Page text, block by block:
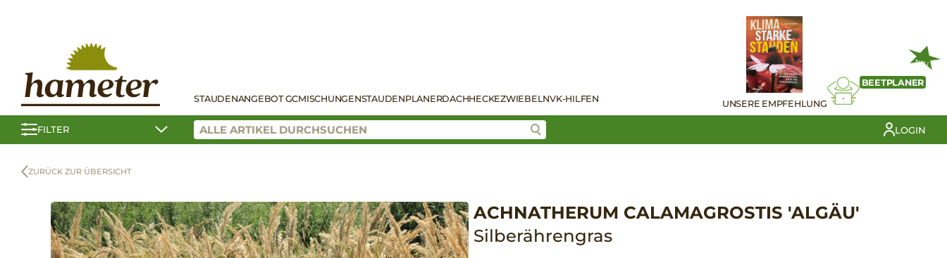
STAUDENANGEBOT GCMISCHUNGENSTAUDENPLANERDACHHECKEZWIEBELNVK-HILFEN UNSERE EMPFEHLUNG
NEU
BEETPLANER
FILTER LOGIN
ZURÜCK ZUR ÜBERSICHT
ACHNATHERUM CALAMAGROSTIS 'ALGÄU'
Silberährengras